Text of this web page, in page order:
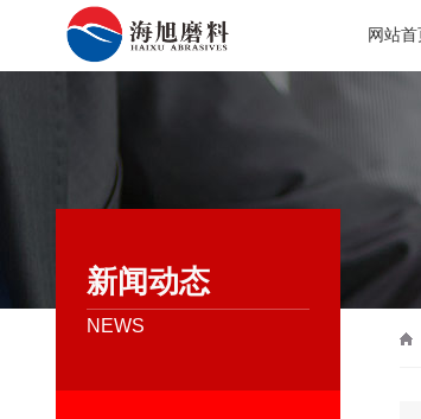
网站首
新闻动态
NEWS